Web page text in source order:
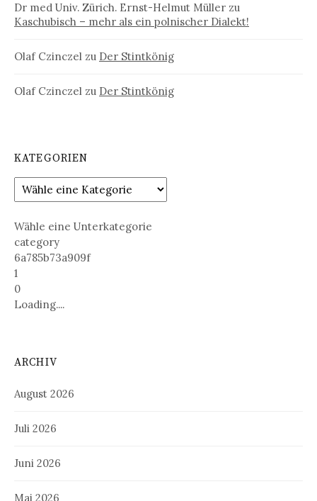
Dr med Univ. Zürich. Ernst-Helmut Müller zu
Kaschubisch – mehr als ein polnischer Dialekt!
Olaf Czinczel zu Der Stintkönig
Olaf Czinczel zu Der Stintkönig
KATEGORIEN
Wähle eine Unterkategorie
category
6a785b73a909f
1
0
Loading....
ARCHIV
August 2026
Juli 2026
Juni 2026
Mai 2026